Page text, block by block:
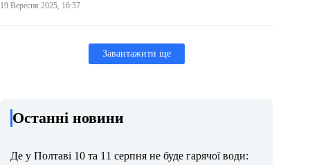
19 Вересня 2025, 16:57
Завантажити ще
Останні новини
Де у Полтаві 10 та 11 серпня не буде гарячої води: